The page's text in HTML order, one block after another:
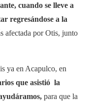
cuando se lleve a
regresándose a la
afectada por Otis, junto
ya en Acapulco, en
que asistió la
para que la